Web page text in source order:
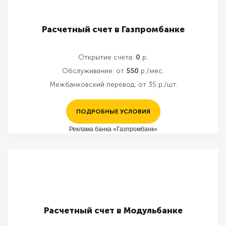
Расчетный счет в Газпромбанке
Открытие счета: 0 р.
Обслуживание: от 550 р./мес.
Межбанковский перевод: от 35 р./шт.
ПОДРОБНЫЕ УСЛОВИЯ
Реклама банка «Газпромбанк»
Расчетный счет в Модульбанке